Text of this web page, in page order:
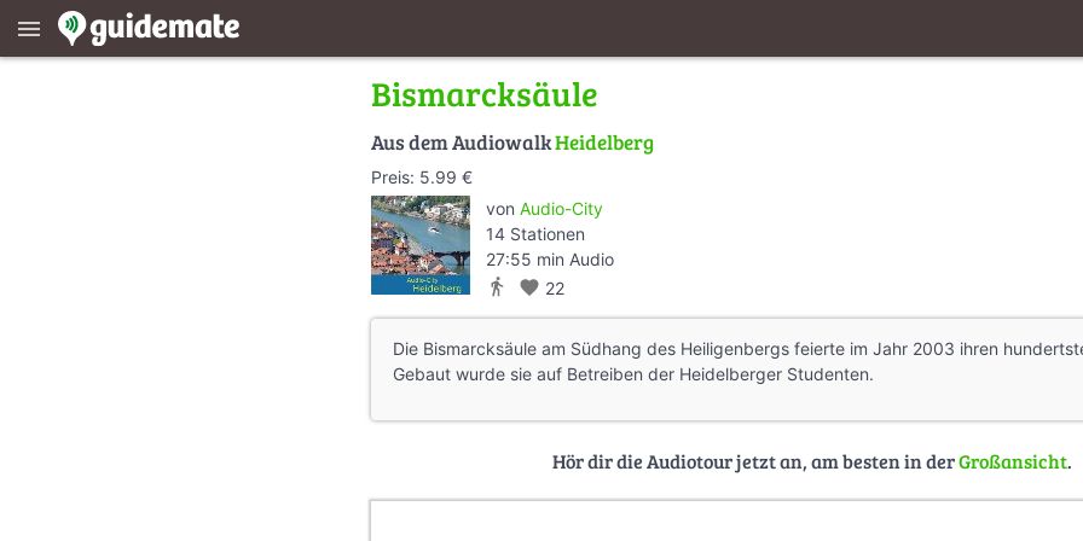
menu
Bismarcksäule
Aus dem AudiowalkHeidelberg
Preis: 5.99 €
von Audio-City
14 Stationen
27:55 min Audio
directions_walk favorite 22
Die Bismarcksäule am Südhang des Heiligenbergs feierte im Jahr 2003 ihren
Gebaut wurde sie auf Betreiben der Heidelberger Studenten.
Hör dir die Audiotour jetzt an, am besten in derGroßansicht.